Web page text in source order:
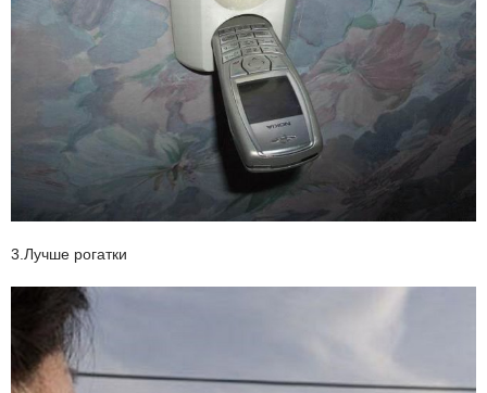
3.Лучше рогатки